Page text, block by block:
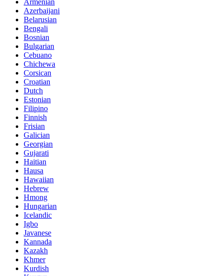
Armenian
Azerbaijani
Belarusian
Bengali
Bosnian
Bulgarian
Cebuano
Chichewa
Corsican
Croatian
Dutch
Estonian
Filipino
Finnish
Frisian
Galician
Georgian
Gujarati
Haitian
Hausa
Hawaiian
Hebrew
Hmong
Hungarian
Icelandic
Igbo
Javanese
Kannada
Kazakh
Khmer
Kurdish